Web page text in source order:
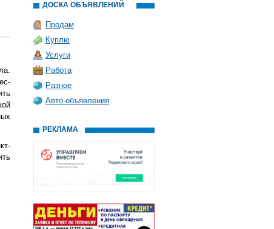
ДОСКА ОБЪЯВЛЕНИЙ
Продам
Куплю
Услуги
Работа
Разное
Авто-объявления
РЕКЛАМА